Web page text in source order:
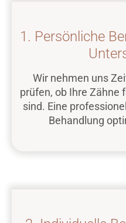
1. Persönliche
Wir nehmen uns
prüfen, ob Ihre Zähne
sind. Eine
Behandlung